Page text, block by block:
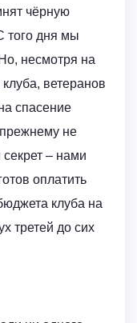
чёрную
того дня мы
несмотря на
ветеранов
спасение
не
– нами
оплатить
клуба на
третей до сих